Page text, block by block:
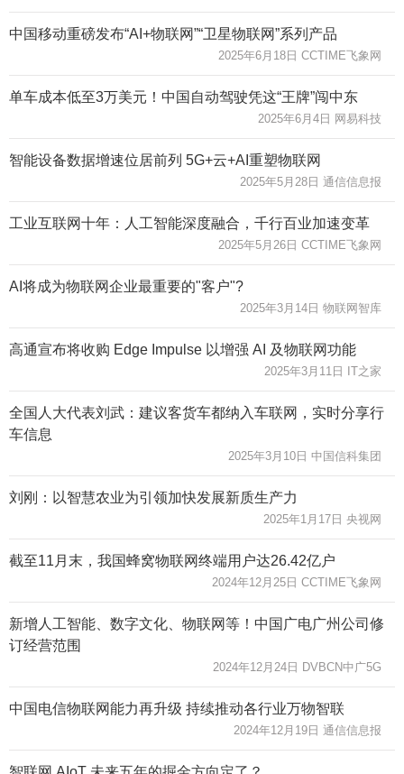
中国移动重磅发布“AI+物联网”“卫星物联网”系列产品
2025年6月18日 CCTIME飞象网
单车成本低至3万美元！中国自动驾驶凭这“王牌”闯中东
2025年6月4日 网易科技
智能设备数据增速位居前列 5G+云+AI重塑物联网
2025年5月28日 通信信息报
工业互联网十年：人工智能深度融合，千行百业加速变革
2025年5月26日 CCTIME飞象网
AI将成为物联网企业最重要的"客户"?
2025年3月14日 物联网智库
高通宣布将收购 Edge Impulse 以增强 AI 及物联网功能
2025年3月11日 IT之家
全国人大代表刘武：建议客货车都纳入车联网，实时分享行
车信息
2025年3月10日 中国信科集团
刘刚：以智慧农业为引领加快发展新质生产力
2025年1月17日 央视网
截至11月末，我国蜂窝物联网终端用户达26.42亿户
2024年12月25日 CCTIME飞象网
新增人工智能、数字文化、物联网等！中国广电广州公司修
订经营范围
2024年12月24日 DVBCN中广5G
中国电信物联网能力再升级 持续推动各行业万物智联
2024年12月19日 通信信息报